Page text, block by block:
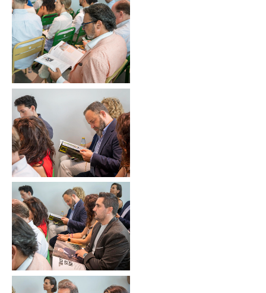
Sin leyenda
Sin leyenda
Sin leyenda